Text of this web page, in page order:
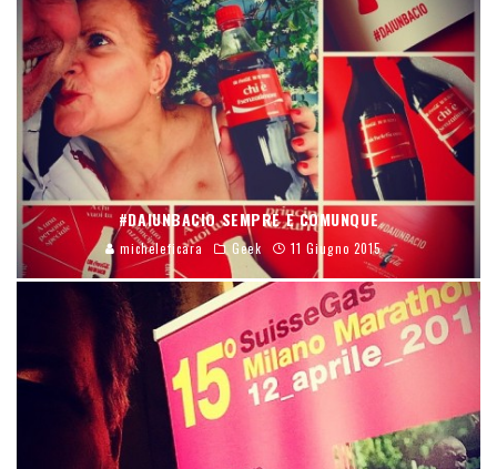
#DAIUNBACIO SEMPRE E COMUNQUE
micheleficara Geek 11 Giugno 2015